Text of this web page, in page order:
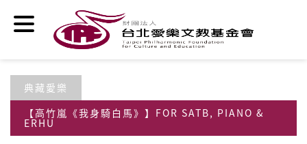
典藏愛樂
【高竹嵐《我身騎白馬》】FOR SATB, PIANO &
ERHU